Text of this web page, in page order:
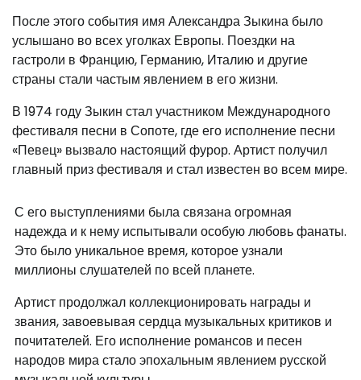
После этого события имя Александра Зыкина было
услышано во всех уголках Европы. Поездки на
гастроли в Францию, Германию, Италию и другие
страны стали частым явлением в его жизни.
В 1974 году Зыкин стал участником Международного
фестиваля песни в Сопоте, где его исполнение песни
«Певец» вызвало настоящий фурор. Артист получил
главный приз фестиваля и стал известен во всем мире.
С его выступлениями была связана огромная
надежда и к нему испытывали особую любовь фанаты.
Это было уникальное время, которое узнали
миллионы слушателей по всей планете.
Артист продолжал коллекционировать награды и
звания, завоевывая сердца музыкальных критиков и
почитателей. Его исполнение романсов и песен
народов мира стало эпохальным явлением русской